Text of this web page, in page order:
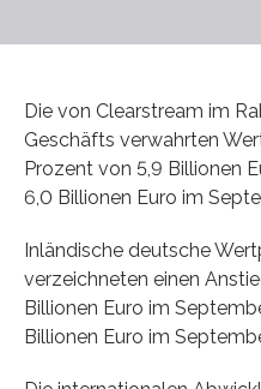
Die von Clearstream im
Geschäfts verwahrten
Prozent von 5,9 Billionen
6,0 Billionen Euro im
Inländische deutsche
verzeichneten einen
Billionen Euro im
Billionen Euro im